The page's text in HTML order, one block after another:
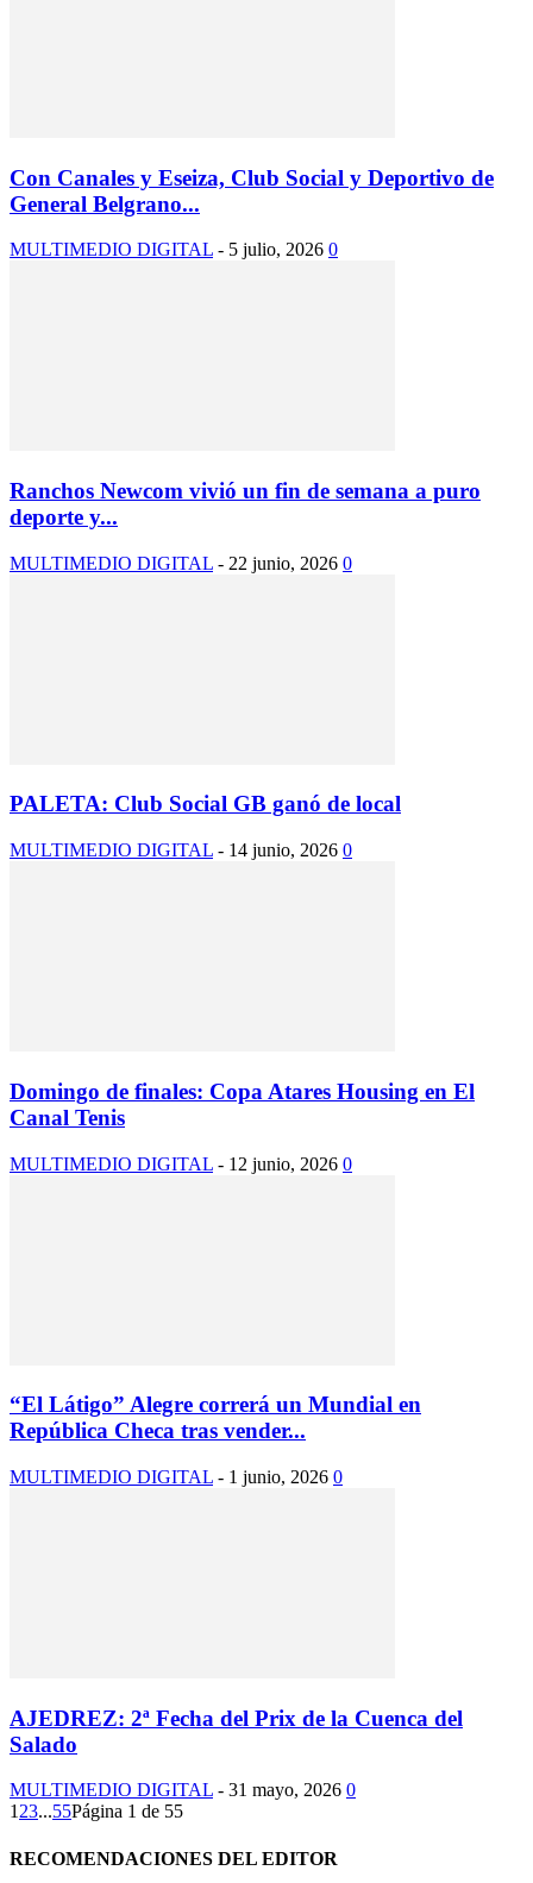
Con Canales y Eseiza, Club Social y Deportivo de
General Belgrano...
MULTIMEDIO DIGITAL - 5 julio, 2026 0
Ranchos Newcom vivió un fin de semana a puro
deporte y...
MULTIMEDIO DIGITAL - 22 junio, 2026 0
PALETA: Club Social GB ganó de local
MULTIMEDIO DIGITAL - 14 junio, 2026 0
Domingo de finales: Copa Atares Housing en El
Canal Tenis
MULTIMEDIO DIGITAL - 12 junio, 2026 0
“El Látigo” Alegre correrá un Mundial en
República Checa tras vender...
MULTIMEDIO DIGITAL - 1 junio, 2026 0
AJEDREZ: 2ª Fecha del Prix de la Cuenca del
Salado
MULTIMEDIO DIGITAL - 31 mayo, 2026 0
123...55Página 1 de 55
RECOMENDACIONES DEL EDITOR